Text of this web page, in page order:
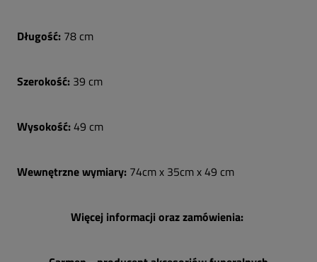
Długość: 78 cm
Szerokość: 39 cm
Wysokość:49 cm
Wewnętrzne wymiary: 74cm x 35cm x 49 cm
Więcej informacji oraz zamówienia: